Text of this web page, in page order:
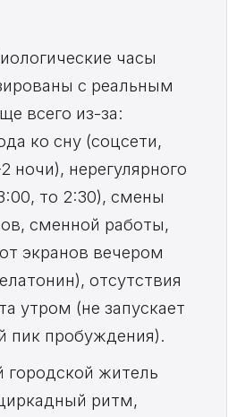
часы
с реальным
всего из-за:
ко сну (соцсети,
ночи), нерегулярного
то 2:30), смены
сменной работы,
экранов вечером
отсутствия
утром (не запускает
пик пробуждения).
житель
ритм,